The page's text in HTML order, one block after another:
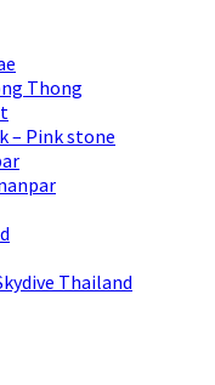
Thong
– Pink stone
Thailand